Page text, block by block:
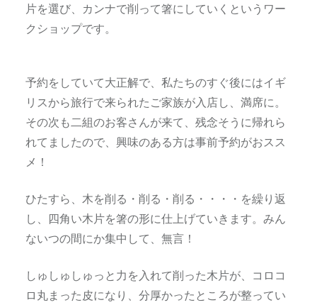
片を選び、カンナで削って箸にしていくというワー
クショップです。
予約をしていて大正解で、私たちのすぐ後にはイギ
リスから旅行で来られたご家族が入店し、満席に。
その次も二組のお客さんが来て、残念そうに帰れら
れてましたので、興味のある方は事前予約がおスス
メ！
ひたすら、木を削る・削る・削る・・・・を繰り返
し、四角い木片を箸の形に仕上げていきます。みん
ないつの間にか集中して、無言！
しゅしゅしゅっと力を入れて削った木片が、コロコ
ロ丸まった皮になり、分厚かったところが整ってい